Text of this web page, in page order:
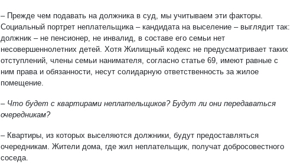
– Прежде чем подавать на должника в суд, мы учитываем эти факторы.
Социальный портрет неплательщика – кандидата на выселение – выглядит так:
должник – не пенсионер, не инвалид, в составе его семьи нет
несовершеннолетних детей. Хотя Жилищный кодекс не предусматривает таких
отступлений, члены семьи нанимателя, согласно статье 69, имеют равные с
ним права и обязанности, несут солидарную ответственность за жилое
помещение.
– Что будет с квартирами неплательщиков? Будут ли они передаваться
очередникам?
– Квартиры, из которых выселяются должники, будут предоставляться
очередникам. Жители дома, где жил неплательщик, получат добросовестного
соседа.